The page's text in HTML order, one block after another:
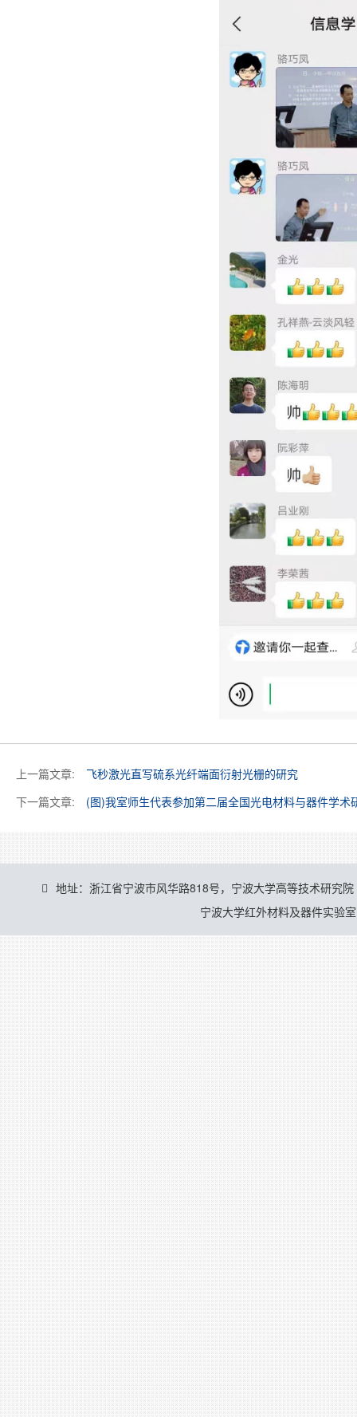
上一篇文章:
飞秒激光直写硫系光纤端面衍射光栅的研究
下一篇文章:
(图)我室师生代表参加第二届全国光电材料与器件学术
地址：浙江省宁波市风华路818号，宁波大学高等技术研究院
宁波大学红外材料及器件实验